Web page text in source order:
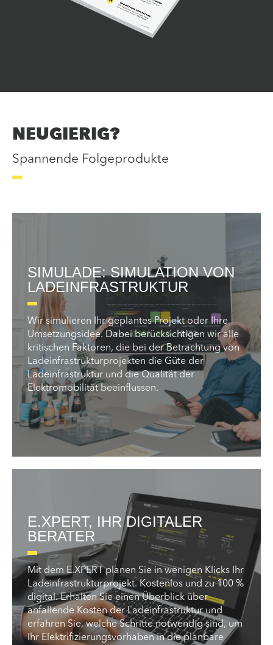
NEUGIERIG?
Spannende Folgeprodukte
SIMULADE: SIMULATION VON
LADEINFRASTRUKTUR
Wir simulieren Ihr geplantes Projekt oder Ihre
Umsetzungsidee. Dabei berücksichtigen wir alle
kritischen Faktoren, die bei der Betrachtung von
Ladeinfrastrukturprojekten die Güte der
Ladeinfrastruktur und die Qualität der
Elektromobilität beeinflussen.
E.XPERT, IHR DIGITALER
BERATER
Mit dem E.XPERT planen Sie in wenigen Klicks Ihr
Ladeinfrastrukturprojekt. Kostenlos und zu 100 %
digital. Erhalten Sie einen Überblick über
anfallende Kosten der Ladeinfrastruktur und
erfahren Sie, welche Schritte notwendig sind, um
Ihr Elektrifizierungsvorhaben in die planbare